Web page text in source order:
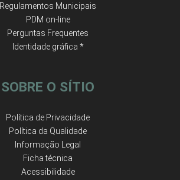
Regulamentos Municipais
PDM on-line
Perguntas Frequentes
Identidade gráfica *
SOBRE O SÍTIO
Política de Privacidade
Política da Qualidade
Informação Legal
Ficha técnica
Acessibilidade